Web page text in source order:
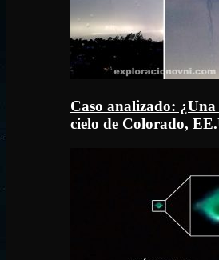
Caso analizado:
cielo de Colorado,